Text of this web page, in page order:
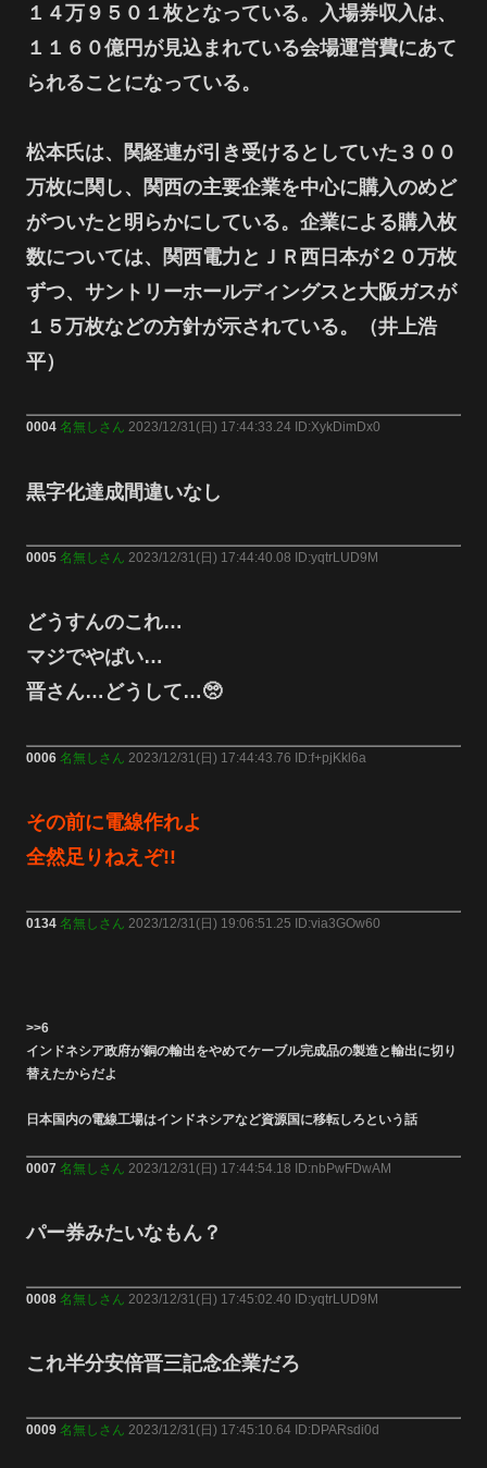
１４万９５０１枚となっている。入場券収入は、
１１６０億円が見込まれている会場運営費にあて
られることになっている。
松本氏は、関経連が引き受けるとしていた３００
万枚に関し、関西の主要企業を中心に購入のめど
がついたと明らかにしている。企業による購入枚
数については、関西電力とＪＲ西日本が２０万枚
ずつ、サントリーホールディングスと大阪ガスが
１５万枚などの方針が示されている。（井上浩
平）
0004 名無しさん 2023/12/31(日) 17:44:33.24 ID:XykDimDx0
黒字化達成間違いなし
0005 名無しさん 2023/12/31(日) 17:44:40.08 ID:yqtrLUD9M
どうすんのこれ…
マジでやばい…
晋さん…どうして…🥺
0006 名無しさん 2023/12/31(日) 17:44:43.76 ID:f+pjKkl6a
その前に電線作れよ
全然足りねえぞ!!
0134 名無しさん 2023/12/31(日) 19:06:51.25 ID:via3GOw60
>>6
インドネシア政府が銅の輸出をやめてケーブル完成品の製造と輸出に切り
替えたからだよ
日本国内の電線工場はインドネシアなど資源国に移転しろという話
0007 名無しさん 2023/12/31(日) 17:44:54.18 ID:nbPwFDwAM
パー券みたいなもん？
0008 名無しさん 2023/12/31(日) 17:45:02.40 ID:yqtrLUD9M
これ半分安倍晋三記念企業だろ
0009 名無しさん 2023/12/31(日) 17:45:10.64 ID:DPARsdi0d